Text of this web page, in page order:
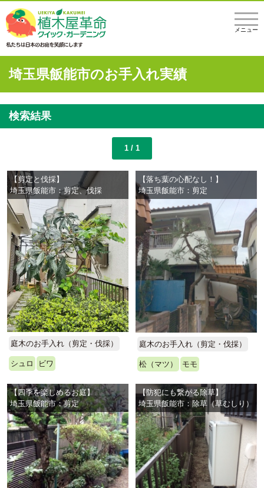
メニュー
埼玉県飯能市のお手入れ実績
検索結果
1 / 1
【剪定と伐採】
埼玉県飯能市：剪定、伐採
庭木のお手入れ（剪定・伐採）
シュロ ビワ
【落ち葉の心配なし！】
埼玉県飯能市：剪定
庭木のお手入れ（剪定・伐採）
松（マツ） モモ
【四季を楽しめるお庭】
埼玉県飯能市：剪定
【防犯にも繋がる除草】
埼玉県飯能市：除草（草むしり）